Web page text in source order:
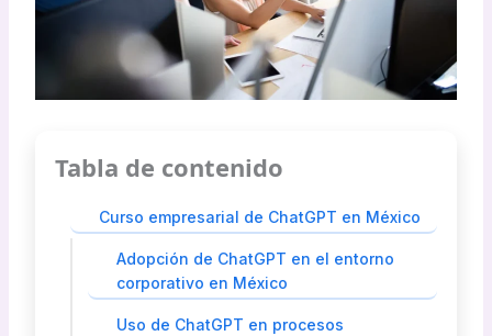
Tabla de contenido
Curso empresarial de ChatGPT en México
Adopción de ChatGPT en el entorno
corporativo en México
Uso de ChatGPT en procesos